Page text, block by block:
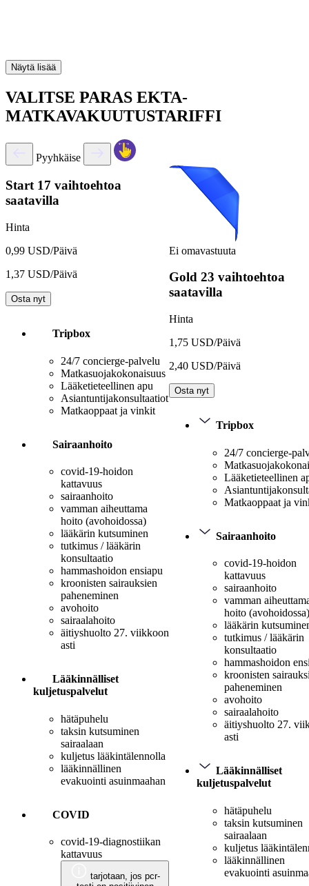
Näytä lisää
VALITSE PARAS EKTA-
MATKAVAKUUTUSTARIFFI
Pyyhkäise
Start 17 vaihtoehtoa
saatavilla
Hinta
0,99 USD/Päivä
1,37 USD/Päivä
Osta nyt
Tripbox
24/7 concierge-palvelu
Matkasuojakokonaisuus
Lääketieteellinen apu
Asiantuntijakonsultaatiot
Matkaoppaat ja vinkit
Sairaanhoito
covid-19-hoidon
kattavuus
sairaanhoito
vamman aiheuttama
hoito (avohoidossa)
lääkärin kutsuminen
tutkimus / lääkärin
konsultaatio
hammashoidon ensiapu
kroonisten sairauksien
paheneminen
avohoito
sairaalahoito
äitiyshuolto 27. viikkoon
asti
Lääkinnälliset
kuljetuspalvelut
hätäpuhelu
taksin kutsuminen
sairaalaan
kuljetus lääkintälennolla
lääkinnällinen
evakuointi asuinmaahan
COVID
covid-19-diagnostiikan
kattavuus
tarjotaan, jos pcr-
Ei omavastuuta
Gold 23 vaihtoehtoa
saatavilla
Hinta
1,75 USD/Päivä
2,40 USD/Päivä
Osta nyt
Tripbox
24/7 concierge-
Lääketieteellinen
Matkaoppaat ja
Sairaanhoito
covid-19-hoidon
kattavuus
sairaanhoito
vamman
hoito (avohoidossa)
lääkärin
tutkimus / lääkärin
konsultaatio
hammashoidon
kroonisten
paheneminen
avohoito
sairaalahoito
äitiyshuolto 27.
asti
Lääkinnälliset
kuljetuspalvelut
hätäpuhelu
taksin kutsuminen
sairaalaan
kuljetus
lääkinnällinen
evakuointi